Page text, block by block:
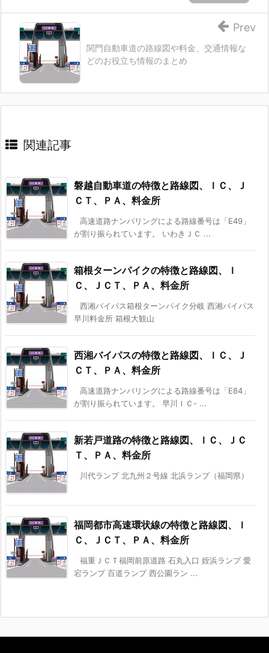
関門自動車道の路線図や料金、交通情報な
どのお役立ち情報のまとめ
Prev
関連記事
磐越自動車道の特徴と路線図、ＩＣ、Ｊ
ＣＴ、ＰＡ、料金所
高速道路ナンバリングによる路線番号は「E49」
が割り振られています。 いわきＪＣ ...
箱根ターンパイクの特徴と路線図、Ｉ
Ｃ、ＪＣＴ、ＰＡ、料金所
西湘バイパス箱根ターンパイク分岐 西湘バイパス
早川料金所 箱根大観山
西湘バイパスの特徴と路線図、ＩＣ、Ｊ
ＣＴ、ＰＡ、料金所
高速道路ナンバリングによる路線番号は「E84」
が割り振られています。 早川ＩＣ- ...
新若戸道路の特徴と路線図、ＩＣ、ＪＣ
Ｔ、ＰＡ、料金所
川代ランプ 北九州２号線 北浜ランプ（福岡県）
福岡都市高速環状線の特徴と路線図、Ｉ
Ｃ、ＪＣＴ、ＰＡ、料金所
福重ＪＣＴ福岡前原道路 石丸入口 姪浜ランプ 愛
宕ランプ 百道ランプ 西公園ラン ...